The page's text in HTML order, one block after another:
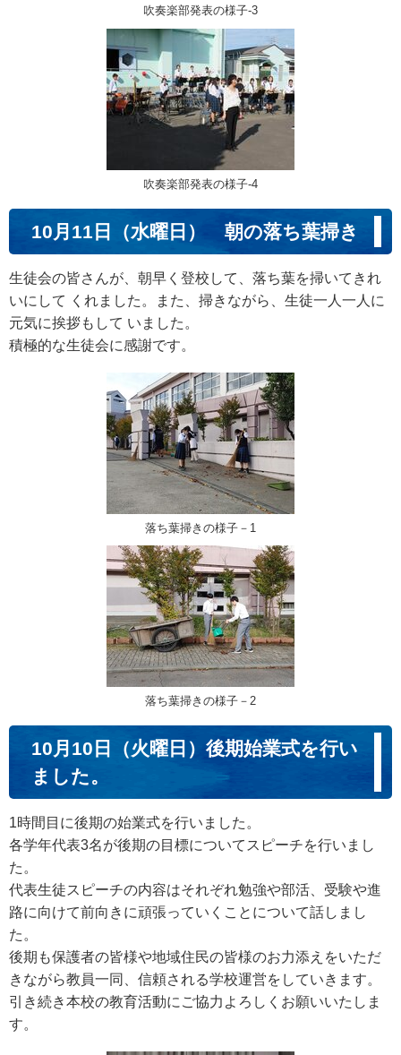
吹奏楽部発表の様子‐3
吹奏楽部発表の様子‐4
10月11日（水曜日） 朝の落ち葉掃き
生徒会の皆さんが、朝早く登校して、落ち葉を掃いてきれ
いにして くれました。また、掃きながら、生徒一人一人に
元気に挨拶もして いました。
積極的な生徒会に感謝です。
落ち葉掃きの様子－1
落ち葉掃きの様子－2
10月10日（火曜日）後期始業式を行い
ました。
1時間目に後期の始業式を行いました。
各学年代表3名が後期の目標についてスピーチを行いまし
た。
代表生徒スピーチの内容はそれぞれ勉強や部活、受験や進
路に向けて前向きに頑張っていくことについて話しまし
た。
後期も保護者の皆様や地域住民の皆様のお力添えをいただ
きながら教員一同、信頼される学校運営をしていきます。
引き続き本校の教育活動にご協力よろしくお願いいたしま
す。